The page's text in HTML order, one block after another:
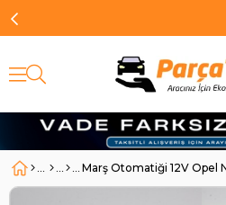
Marş Otomatiği 12V Opel